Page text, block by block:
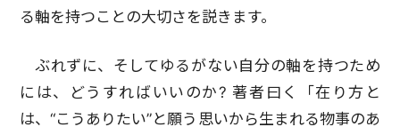
る軸を持つことの大切さを説きます。
ぶれずに、そしてゆるがない自分の軸を持つため
には、どうすればいいのか? 著者曰く「在り方と
は、“こうありたい”と願う思いから生まれる物事のあ